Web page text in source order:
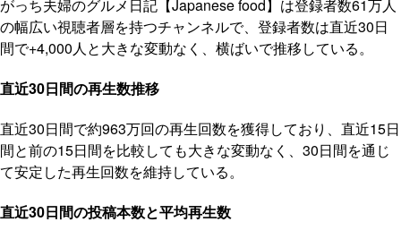
がっち夫婦のグルメ日記【Japanese food】は登録者数61万人
の幅広い視聴者層を持つチャンネルで、登録者数は直近30日
間で+4,000人と大きな変動なく、横ばいで推移している。
直近30日間の再生数推移
直近30日間で約963万回の再生回数を獲得しており、直近15日
間と前の15日間を比較しても大きな変動なく、30日間を通じ
て安定した再生回数を維持している。
直近30日間の投稿本数と平均再生数